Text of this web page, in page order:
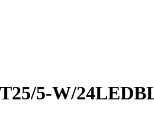
5-W/